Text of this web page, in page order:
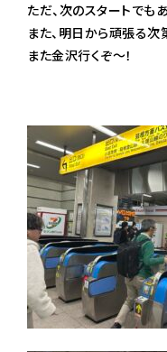
ただ、次のスタートでもあ
また、明日から頑張る次
また金沢行くぞ〜！